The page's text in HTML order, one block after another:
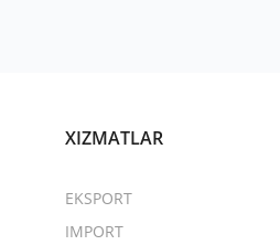
XIZMATLAR
EKSPORT
IMPORT